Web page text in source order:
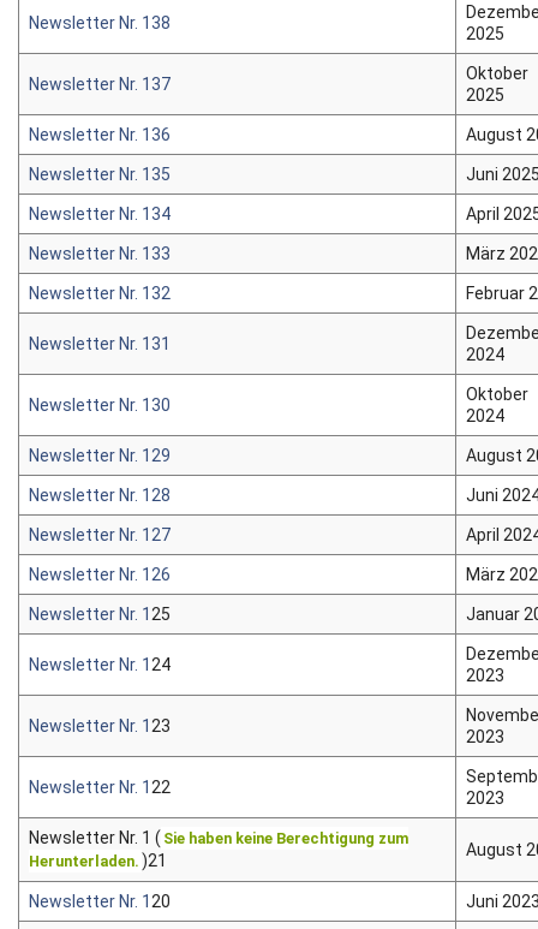
Impressum
Datenschutz
Newsletter Nr. 138
2025
Newsletter Nr. 137
Oktober
2025
Newsletter Nr. 136 August
Newsletter Nr. 135 Juni
Newsletter Nr. 134 April
Newsletter Nr. 133 März
Newsletter Nr. 132 Februar
Newsletter Nr. 131
2024
Newsletter Nr. 130
Oktober
2024
Newsletter Nr. 129 August
Newsletter Nr. 128 Juni
Newsletter Nr. 127 April
Newsletter Nr. 126 März
Newsletter Nr. 1 25 Januar
Newsletter Nr. 1 24
2023
Newsletter Nr. 1 23
2023
Newsletter Nr. 1 22
2023
Newsletter Nr. 1 ( Sie haben keine Berechtigung zum
Herunterladen. )21
August
Newsletter Nr. 1 20 Juni